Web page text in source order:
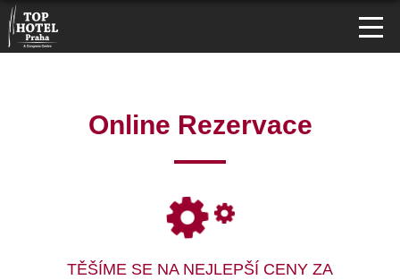
Online Rezervace
TĚŠÍME SE NA NEJLEPŠÍ CENY ZA